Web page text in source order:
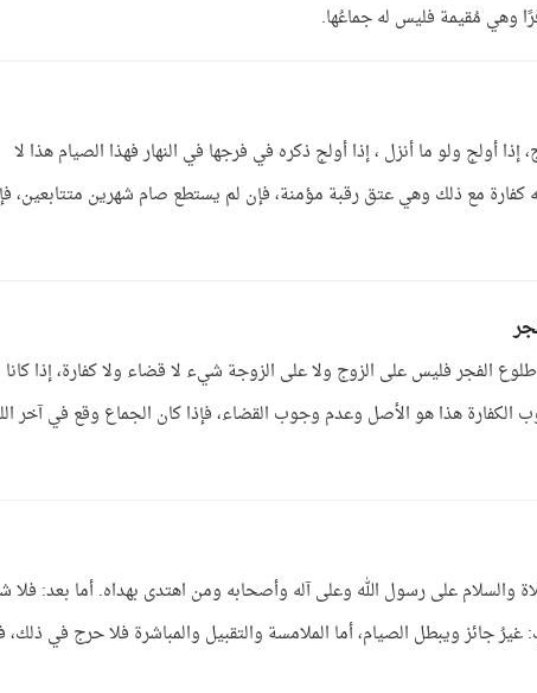
وهي مُقيمة فليس له جماعُها.
أولج ولو ما أنزل ، إذا أولج ذكره في فرجها في النهار فهذا الصيام هذا لا
كفارة مع ذلك وهي عتق رقبة مؤمنة، فإن لم يستطع صام شهرين متتابعين،
الفجر فليس على الزوج ولا على الزوجة شيء لا قضاء ولا كفارة، إذا كانا
الكفارة هذا هو الأصل وعدم وجوب القضاء، فإذا كان الجماع وقع في آخر
والسلام على رسول الله وعلى آله وأصحابه ومن اهتدى بهداه. أما بعد: فلا
ويبطل الصيام، أما الملامسة والتقبيل والمباشرة فلا حرج في ذلك،